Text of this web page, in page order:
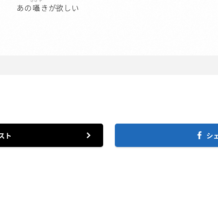
あの囁きが欲しい
ト シ